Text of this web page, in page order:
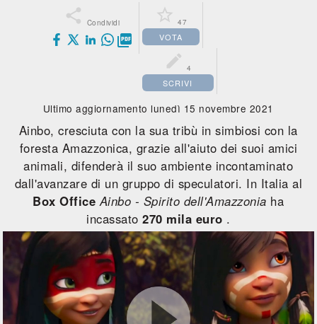
 Condividi

 47
VOTA
 4
SCRIVI
Ultimo aggiornamento lunedì 15 novembre 2021
Ainbo, cresciuta con la sua tribù in simbiosi con la
foresta Amazzonica, grazie all'aiuto dei suoi amici
animali, difenderà il suo ambiente incontaminato
dall'avanzare di un gruppo di speculatori. In Italia al
Box Office Ainbo - Spirito dell'Amazzonia ha
incassato270 mila euro .